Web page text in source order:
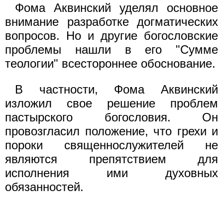
Фома Аквинский уделял основное
внимание разработке догматических
вопросов. Но и другие богословские
проблемы нашли в его "Сумме
теологии" всестороннее обоснование.
В частности, Фома Аквинский
изложил свое решение проблем
пастырского богословия. Он
провозгласил положение, что грехи и
пороки священнослужителей не
являются препятствием для
исполнения ими духовных
обязанностей.